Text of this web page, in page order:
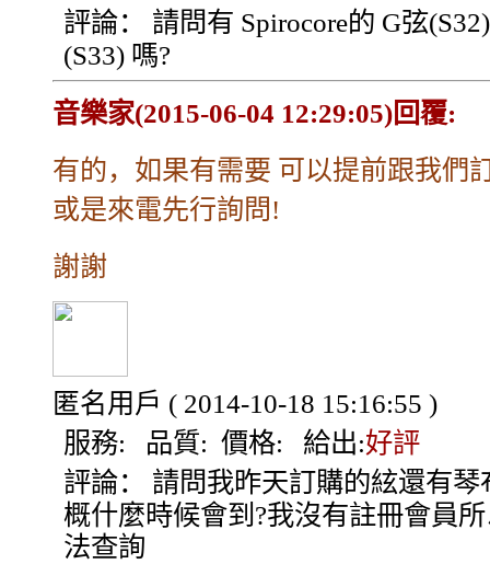
評論：
請問有 Spirocore的 G弦
(S33) 嗎?
音樂家(2015-06-04 12:29:05)回覆:
有的，如果有需要 可以提前跟我們
或是來電先行詢問!
謝謝
匿名用戶 ( 2014-10-18 15:16:55 )
服務: 品質: 價格: 給出:好評
評論：
請問我昨天訂購的絃還有琴
概什麼時候會到?我沒有註冊會員
法查詢